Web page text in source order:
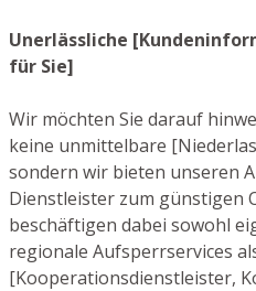
Unerlässliche
für Sie]
Wir möchten Sie darauf
keine unmittelbare
sondern wir bieten unseren
Dienstleister zum günstigen
beschäftigen dabei sowohl
regionale Aufsperrservices
[Kooperationsdienstleister,